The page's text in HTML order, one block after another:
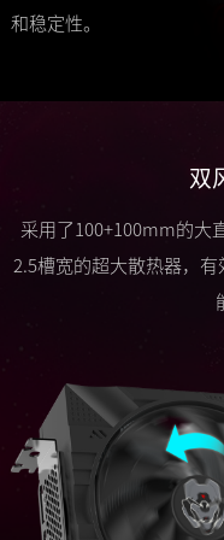
和稳定性。
双
采用了100+100mm的大
2.5槽宽的超大散热器，